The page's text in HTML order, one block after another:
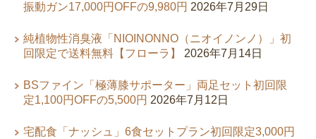
振動ガン17,000円OFFの9,980円 2026年7月29日
純植物性消臭液「NIOINONNO（ニオイノンノ）」初
回限定で送料無料【フローラ】
2026年7月14日
BSファイン「極薄膝サポーター」両足セット初回限
定1,100円OFFの5,500円 2026年7月12日
宅配食「ナッシュ」6食セットプラン初回限定3,000円